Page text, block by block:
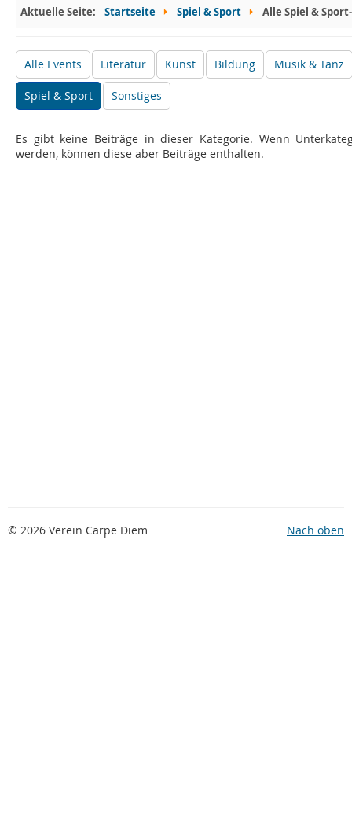
Aktuelle Seite: Startseite Spiel & Sport Alle Spiel &
Alle Events Literatur Kunst Bildung Musik & Tanz
Spiel & Sport Sonstiges
Es gibt keine Beiträge in dieser Kategorie. Wenn
werden, können diese aber Beiträge enthalten.
Nach oben
© 2026 Verein Carpe Diem